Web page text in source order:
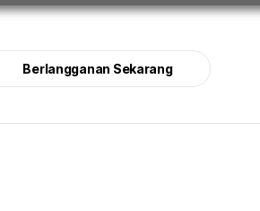
Berlangganan Sekarang